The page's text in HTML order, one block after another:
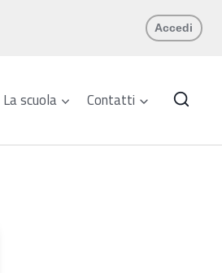
Accedi
La scuola Contatti